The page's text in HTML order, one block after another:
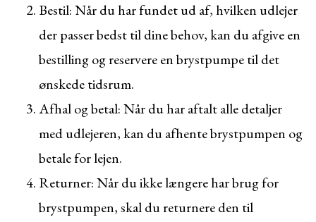
Bestil: Når du har fundet ud af, hvilken udlejer
der passer bedst til dine behov, kan du afgive en
bestilling og reservere en brystpumpe til det
ønskede tidsrum.
Afhal og betal: Når du har aftalt alle detaljer
med udlejeren, kan du afhente brystpumpen og
betale for lejen.
Returner: Når du ikke længere har brug for
brystpumpen, skal du returnere den til